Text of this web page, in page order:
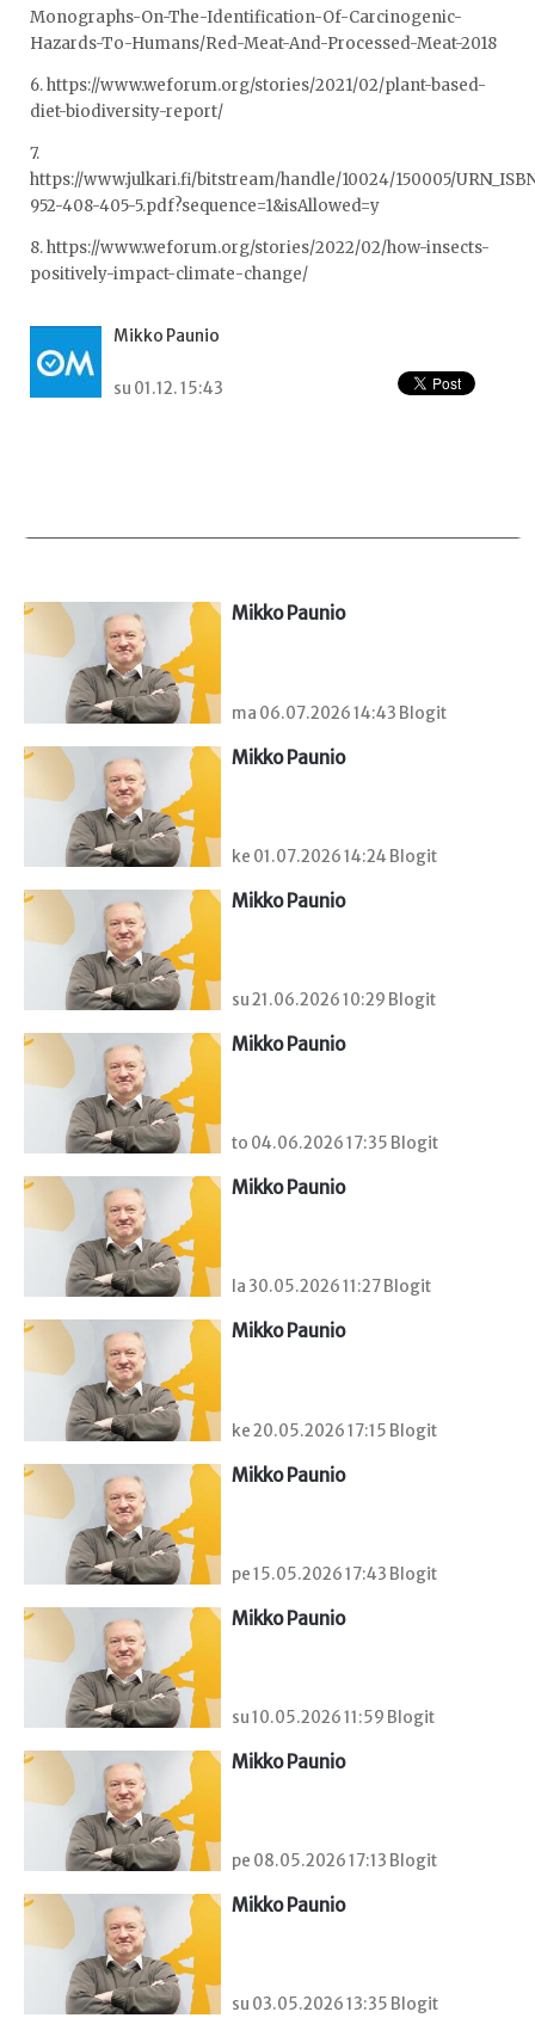
Monographs-On-The-Identification-Of-Carcinogenic-
Hazards-To-Humans/Red-Meat-And-Processed-Meat-2018
6. https://www.weforum.org/stories/2021/02/plant-based-
diet-biodiversity-report/
7.
https://www.julkari.fi/bitstream/handle/10024/150005/
952-408-405-5.pdf?sequence=1&isAllowed=y
8. https://www.weforum.org/stories/2022/02/how-insects-
positively-impact-climate-change/
Mikko Paunio
su 01.12. 15:43
Mikko Paunio
ma 06.07.2026 14:43 Blogit
Mikko Paunio
ke 01.07.2026 14:24 Blogit
Mikko Paunio
su 21.06.2026 10:29 Blogit
Mikko Paunio
to 04.06.2026 17:35 Blogit
Mikko Paunio
la 30.05.2026 11:27 Blogit
Mikko Paunio
ke 20.05.2026 17:15 Blogit
Mikko Paunio
pe 15.05.2026 17:43 Blogit
Mikko Paunio
su 10.05.2026 11:59 Blogit
Mikko Paunio
pe 08.05.2026 17:13 Blogit
Mikko Paunio
su 03.05.2026 13:35 Blogit